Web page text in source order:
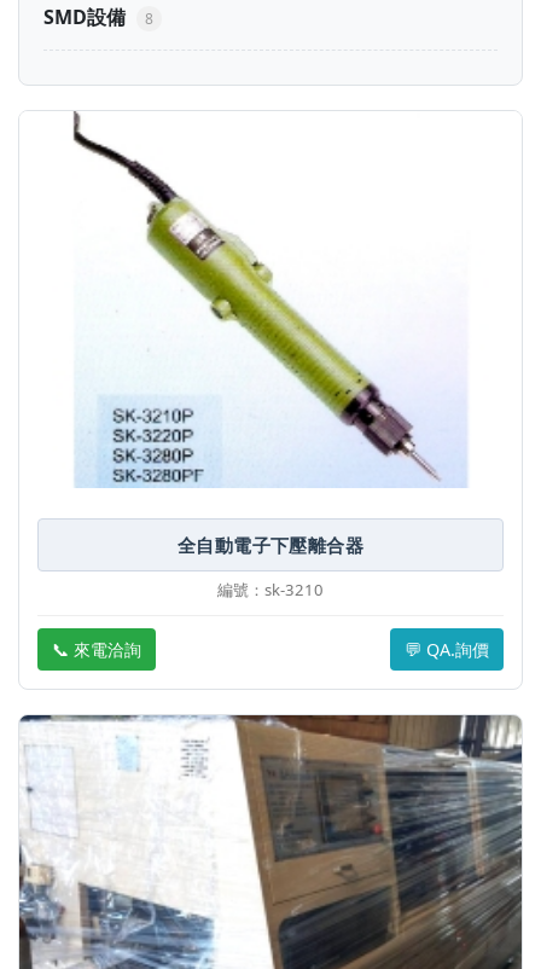
SMD設備 8
全自動電子下壓離合器
編號：sk-3210
📞 來電洽詢 💬 QA.詢價